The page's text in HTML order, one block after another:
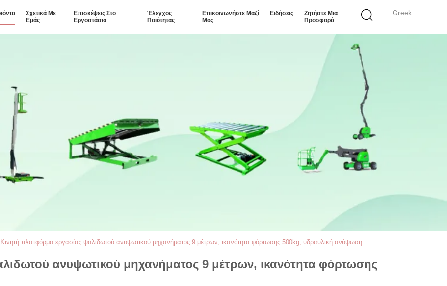
Greek
Σχετικά Με
Εμάς
Επισκέψεις Στο
Εργοστάσιο
Έλεγχος
Ποιότητας
Επικοινωνήστε Μαζί
Μας
Ειδήσεις
Ζητήστε Μια
Προσφορά
Κινητή πλατφόρμα εργασίας ψαλιδωτού ανυψωτικού μηχανήματος 9 μέτρων, ικανότητα φόρτωσης 500kg, υδραυλική ανύψωση
ανυψωτικού μηχανήματος 9 μέτρων, ικανότητα φόρτωσης